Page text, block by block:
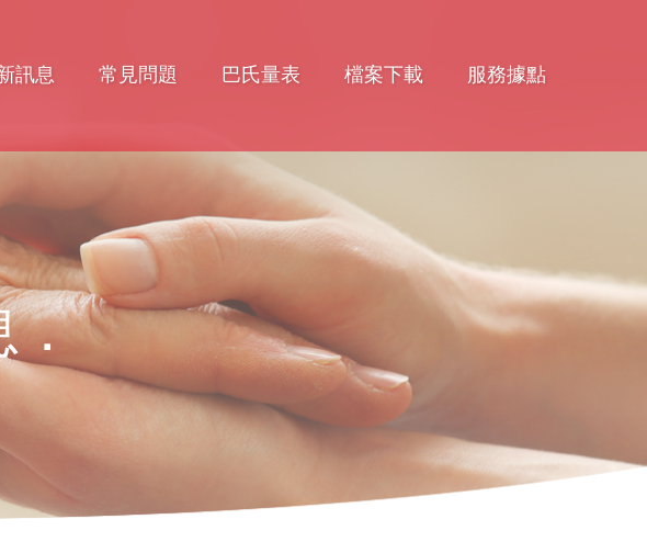
訊息 常見問題 巴氏量表 檔案下載 服務據點
．